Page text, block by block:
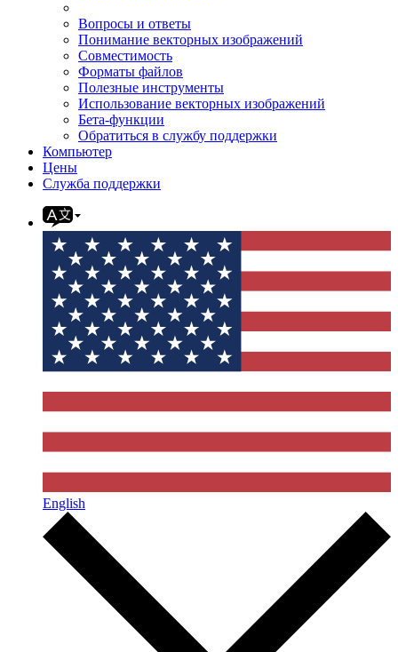
Вопросы и ответы
Понимание векторных изображений
Совместимость
Форматы файлов
Полезные инструменты
Использование векторных изображений
Бета-функции
Обратиться в службу поддержки
Компьютер
Цены
Служба поддержки
English